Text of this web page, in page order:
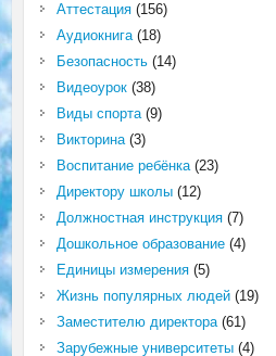
Аттестация(156)
Аудиокнига(18)
Безопасность(14)
Видеоурок(38)
Виды спорта(9)
Викторина(3)
Воспитание ребёнка(23)
Директору школы(12)
Должностная инструкция(7)
Дошкольное образование(4)
Единицы измерения(5)
Жизнь популярных людей(19)
Заместителю директора(61)
Зарубежные университеты(4)